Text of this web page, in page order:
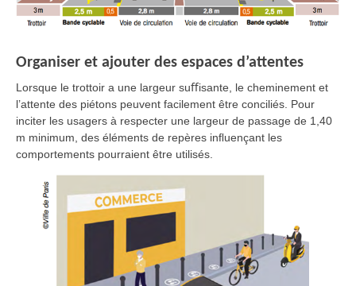
Organiser et ajouter des espaces d’attentes
Lorsque le trottoir a une largeur suﬀisante, le cheminement et
l’attente des piétons peuvent facilement être conciliés. Pour
inciter les usagers à respecter une largeur de passage de 1,40
m minimum, des éléments de repères inﬂuençant les
comportements pourraient être utilisés.